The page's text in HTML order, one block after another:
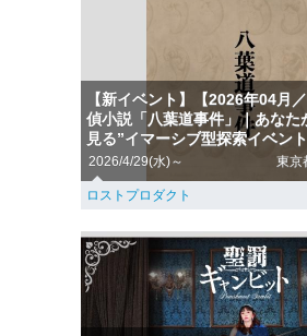
【新イベント】【2026年04月
偵小説「八葉道事件」｜あなた
見る”イマーシブ型探索イベント
2026/4/29(水)～ 東京
ロストプロダクト